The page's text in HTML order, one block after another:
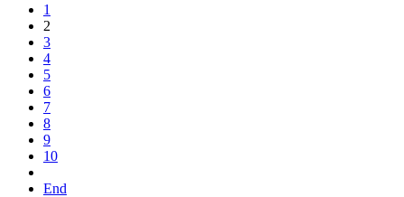
1
2
3
4
5
6
7
8
9
10
End